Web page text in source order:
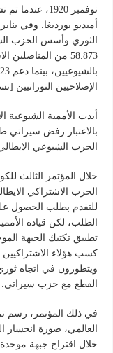
نوفمبر 1920،
الثوري وأسس الحزب
58.873 من
الإصلاحيين التوراتيين
أيدت الأممية الشيوعية
بالاعتبار رفض سيراتي
الحزب الشيوعي
الحزب الاشتراكي
للتقدم بطلب الحصول
الطلب، لكن قيادة
تطبيق تكتيك الجبهة
كسب هؤلاء الاشتراكيين
ويتطورون في اتجاه
القطع مع حزب سيراتي.
في ذلك المؤتمر، رسم
العالمي، صورة
خلال اقتراح جبهة